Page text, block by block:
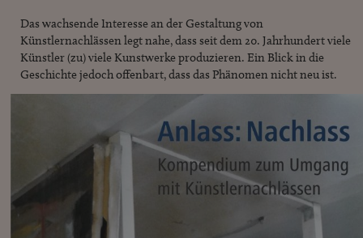
Das wachsende Interesse an der Gestaltung von
Künstlernachlässen legt nahe, dass seit dem 20. Jahrhundert viele
Künstler (zu) viele Kunstwerke produzieren. Ein Blick in die
Geschichte jedoch offenbart, dass das Phänomen nicht neu ist.